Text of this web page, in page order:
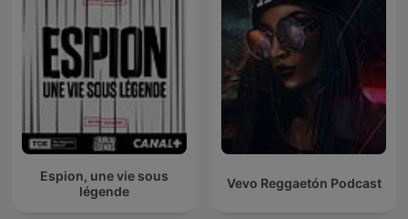
Espion, une vie sous
légende
Vevo Reggaetón Podcast